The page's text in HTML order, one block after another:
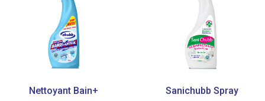
Nettoyant Bain+
Sanichubb Spray